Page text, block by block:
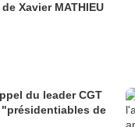
Xavier MATHIEU
du leader CGT
de